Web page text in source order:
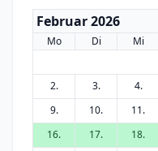
Februar 2026
Mo Di Mi
2.
3. 4.
9.
10. 11.
16.
17. 18.